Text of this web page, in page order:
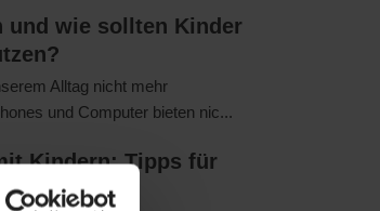
und wie sollten Kinder
Alltag nicht mehr
und Computer bieten nic...
Kindern: Tipps für